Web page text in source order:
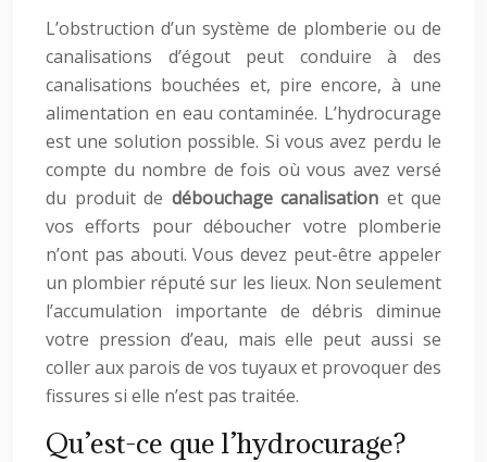
L’obstruction d’un système de plomberie ou de
canalisations d’égout peut conduire à des
canalisations bouchées et, pire encore, à une
alimentation en eau contaminée. L’hydrocurage
est une solution possible. Si vous avez perdu le
compte du nombre de fois où vous avez versé
du produit de débouchage canalisation et que
vos efforts pour déboucher votre plomberie
n’ont pas abouti. Vous devez peut-être appeler
un plombier réputé sur les lieux. Non seulement
l’accumulation importante de débris diminue
votre pression d’eau, mais elle peut aussi se
coller aux parois de vos tuyaux et provoquer des
fissures si elle n’est pas traitée.
Qu’est-ce que l’hydrocurage?